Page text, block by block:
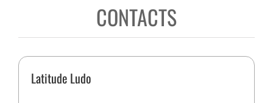
CONTACTS
Latitude Ludo